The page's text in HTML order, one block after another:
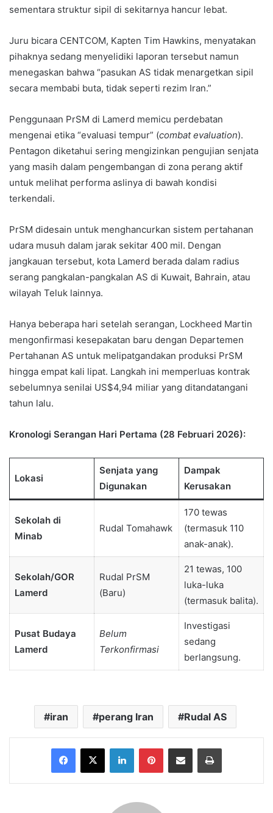
sementara struktur sipil di sekitarnya hancur lebat.
Juru bicara CENTCOM, Kapten Tim Hawkins, menyatakan
pihaknya sedang menyelidiki laporan tersebut namun
menegaskan bahwa “pasukan AS tidak menargetkan sipil
secara membabi buta, tidak seperti rezim Iran.”
Penggunaan PrSM di Lamerd memicu perdebatan
mengenai etika “evaluasi tempur” (combat evaluation).
Pentagon diketahui sering mengizinkan pengujian senjata
yang masih dalam pengembangan di zona perang aktif
untuk melihat performa aslinya di bawah kondisi
terkendali.
PrSM didesain untuk menghancurkan sistem pertahanan
udara musuh dalam jarak sekitar 400 mil. Dengan
jangkauan tersebut, kota Lamerd berada dalam radius
serang pangkalan-pangkalan AS di Kuwait, Bahrain, atau
wilayah Teluk lainnya.
Hanya beberapa hari setelah serangan, Lockheed Martin
mengonfirmasi kesepakatan baru dengan Departemen
Pertahanan AS untuk melipatgandakan produksi PrSM
hingga empat kali lipat. Langkah ini memperluas kontrak
sebelumnya senilai US$4,94 miliar yang ditandatangani
tahun lalu.
Kronologi Serangan Hari Pertama (28 Februari 2026):
Lokasi
Senjata yang
Digunakan
Dampak
Kerusakan
Sekolah di
Minab
Rudal Tomahawk
170 tewas
(termasuk 110
anak-anak).
Sekolah/GOR
Lamerd
Rudal PrSM
(Baru)
21 tewas, 100
luka-luka
(termasuk balita).
Pusat Budaya
Lamerd
Belum
Terkonfirmasi
Investigasi
sedang
berlangsung.
iran perang Iran Rudal AS
Facebook
X LinkedInPinterestShare via Email Print